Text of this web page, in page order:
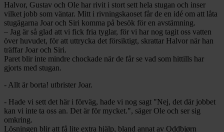
Halvor, Gustav och Ole har rivit i stort sett hela stugan och inser
vilket jobb som väntar. Mitt i rivningskaoset får de en idé om att låta
stugägarna Joar och Siri komma på besök för en avstämning.
– Jag är så glad att vi fick fria tyglar, för vi har nog tagit oss vatten
över huvudet, för att uttrycka det försiktigt, skrattar Halvor när han
träffar Joar och Siri.
Paret blir inte mindre chockade när de får se vad som hittills har
gjorts med stugan.
- Allt är borta! utbrister Joar.
- Hade vi sett det här i förväg, hade vi nog sagt "Nej, det där jobbet
kan vi inte ta oss an. Det är för mycket.", säger Ole och ser sig
omkring.
Lösningen blir att få lite extra hjälp, bland annat av Oddbjørn